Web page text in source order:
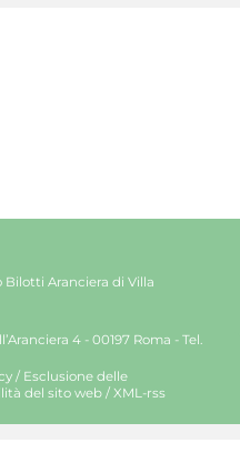
Bilotti Aranciera di Villa
4 - 00197 Roma - Tel.
/ Esclusione delle
del sito web / XML-rss